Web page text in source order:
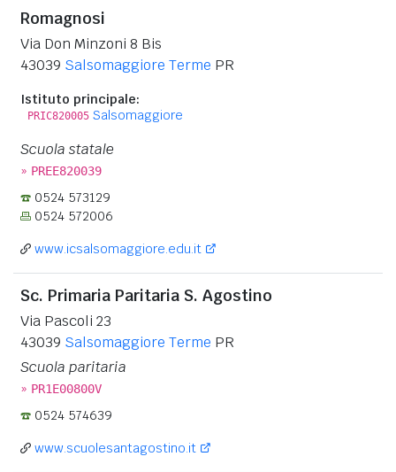
Romagnosi
Via Don Minzoni 8 Bis
43039 Salsomaggiore Terme PR
Istituto principale:
PRIC820005 Salsomaggiore
Scuola statale
» PREE820039
0524 573129
0524 572006
www.icsalsomaggiore.edu.it
Sc. Primaria Paritaria S. Agostino
Via Pascoli 23
43039 Salsomaggiore Terme PR
Scuola paritaria
» PR1E00800V
0524 574639
www.scuolesantagostino.it